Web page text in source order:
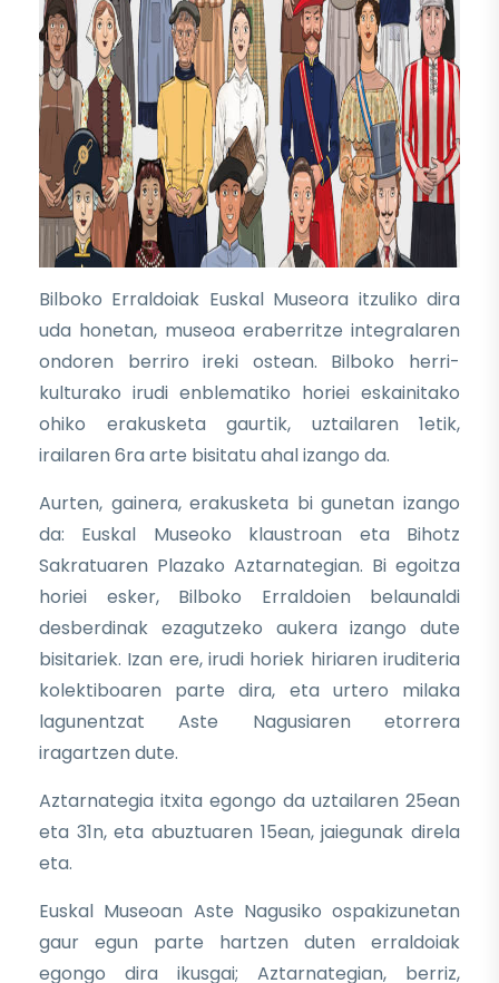
Bilboko Erraldoiak Euskal Museora itzuliko dira
uda honetan, museoa eraberritze integralaren
ondoren berriro ireki ostean. Bilboko herri-
kulturako irudi enblematiko horiei eskainitako
ohiko erakusketa gaurtik, uztailaren 1etik,
irailaren 6ra arte bisitatu ahal izango da.
Aurten, gainera, erakusketa bi gunetan izango
da: Euskal Museoko klaustroan eta Bihotz
Sakratuaren Plazako Aztarnategian. Bi egoitza
horiei esker, Bilboko Erraldoien belaunaldi
desberdinak ezagutzeko aukera izango dute
bisitariek. Izan ere, irudi horiek hiriaren iruditeria
kolektiboaren parte dira, eta urtero milaka
lagunentzat Aste Nagusiaren etorrera
iragartzen dute.
Aztarnategia itxita egongo da uztailaren 25ean
eta 31n, eta abuztuaren 15ean, jaiegunak direla
eta.
Euskal Museoan Aste Nagusiko ospakizunetan
gaur egun parte hartzen duten erraldoiak
egongo dira ikusgai; Aztarnategian, berriz,